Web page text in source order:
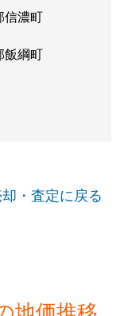
信濃町
飯綱町
・査定に戻る
地価推移